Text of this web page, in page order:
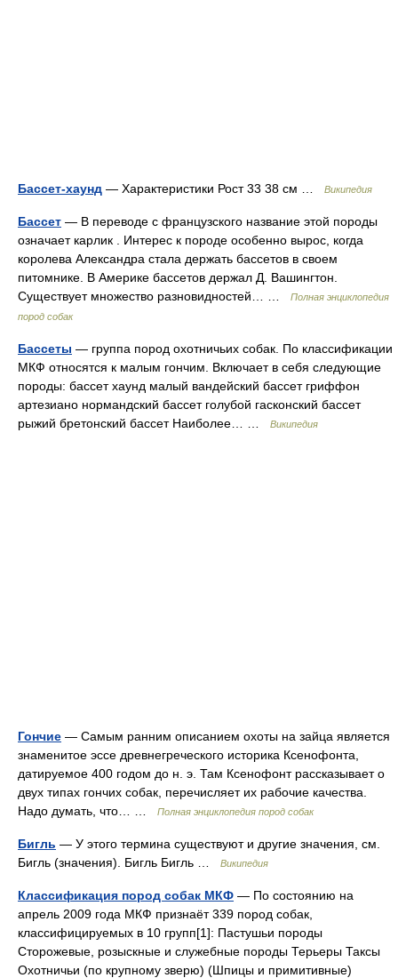
Бассет-хаунд — Характеристики Рост 33 38 см … Википедия
Бассет — В переводе с французского название этой породы
означает карлик . Интерес к породе особенно вырос, когда
королева Александра стала держать бассетов в своем
питомнике. В Америке бассетов держал Д. Вашингтон.
Существует множество разновидностей… …
Полная энциклопедия
пород собак
Бассеты — группа пород охотничьих собак. По классификации
МКФ относятся к малым гончим. Включает в себя следующие
породы: бассет хаунд малый вандейский бассет гриффон
артезиано нормандский бассет голубой гасконский бассет
рыжий бретонский бассет Наиболее… …
Википедия
Гончие — Самым ранним описанием охоты на зайца является
знаменитое эссе древнегреческого историка Ксенофонта,
датируемое 400 годом до н. э. Там Ксенофонт рассказывает о
двух типах гончих собак, перечисляет их рабочие качества.
Надо думать, что… …
Полная энциклопедия пород собак
Бигль — У этого термина существуют и другие значения, см.
Бигль (значения). Бигль Бигль …
Википедия
Классификация пород собак МКФ — По состоянию на
апрель 2009 года МКФ признаёт 339 пород собак,
классифицируемых в 10 групп[1]: Пастушьи породы
Сторожевые, розыскные и служебные породы Терьеры Таксы
Охотничьи (по крупному зверю) (Шпицы и примитивные)